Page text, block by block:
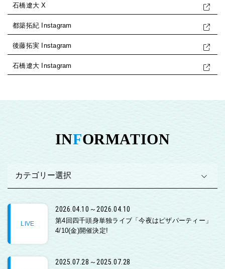
石橋遼大 X
都築拓紀 Instagram
後藤拓実 Instagram
石橋遼大 Instagram
INFORMATION
LIVE
2026.04.10～2026.04.10
第4回四千頭身単独ライブ「今夜はピザパーティー」
4/10(金)開催決定!
2025.07.28～2025.07.28